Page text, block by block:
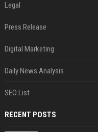
Legal
Press Release
Digital Marketing
Daily News Analysis
SEO List
RECENT POSTS